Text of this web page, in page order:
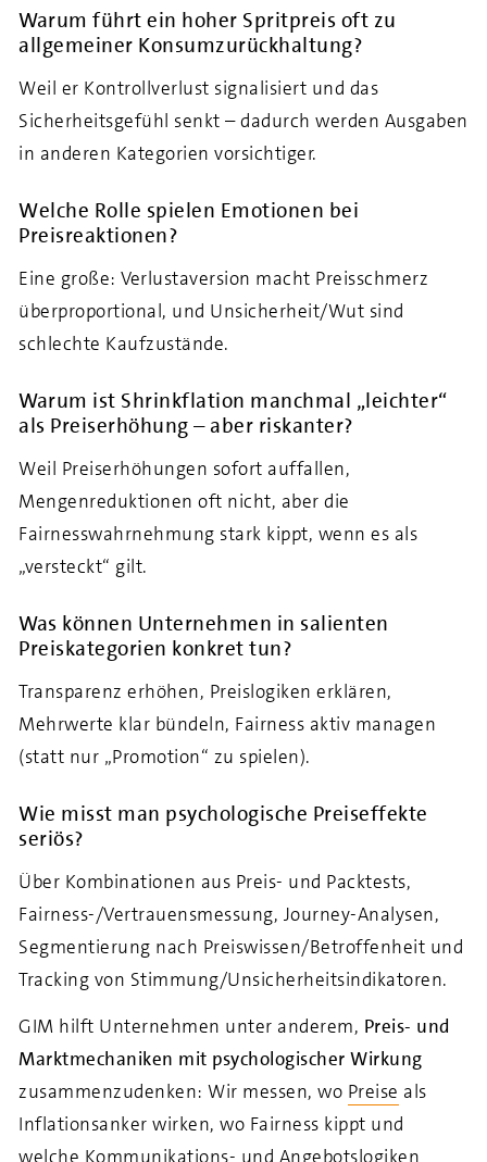
Warum führt ein hoher Spritpreis oft zu
allgemeiner Konsumzurückhaltung?
Weil er Kontrollverlust signalisiert und das
Sicherheitsgefühl senkt – dadurch werden Ausgaben
in anderen Kategorien vorsichtiger.
Welche Rolle spielen Emotionen bei
Preisreaktionen?
Eine große: Verlustaversion macht Preisschmerz
überproportional, und Unsicherheit/Wut sind
schlechte Kaufzustände.
Warum ist Shrinkflation manchmal „leichter“
als Preiserhöhung – aber riskanter?
Weil Preiserhöhungen sofort auffallen,
Mengenreduktionen oft nicht, aber die
Fairnesswahrnehmung stark kippt, wenn es als
„versteckt“ gilt.
Was können Unternehmen in salienten
Preiskategorien konkret tun?
Transparenz erhöhen, Preislogiken erklären,
Mehrwerte klar bündeln, Fairness aktiv managen
(statt nur „Promotion“ zu spielen).
Wie misst man psychologische Preiseffekte
seriös?
Über Kombinationen aus Preis- und Packtests,
Fairness-/Vertrauensmessung, Journey-Analysen,
Segmentierung nach Preiswissen/Betroffenheit und
Tracking von Stimmung/Unsicherheitsindikatoren.
GIM hilft Unternehmen unter anderem, Preis- und
Marktmechaniken mit psychologischer Wirkung
zusammenzudenken: Wir messen, wo Preise als
Inflationsanker wirken, wo Fairness kippt und
welche Kommunikations- und Angebotslogiken